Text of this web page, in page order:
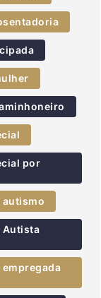
por
autismo
Autista